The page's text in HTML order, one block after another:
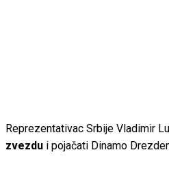
Reprezentativac Srbije Vladimir
zvezdu i pojačati Dinamo